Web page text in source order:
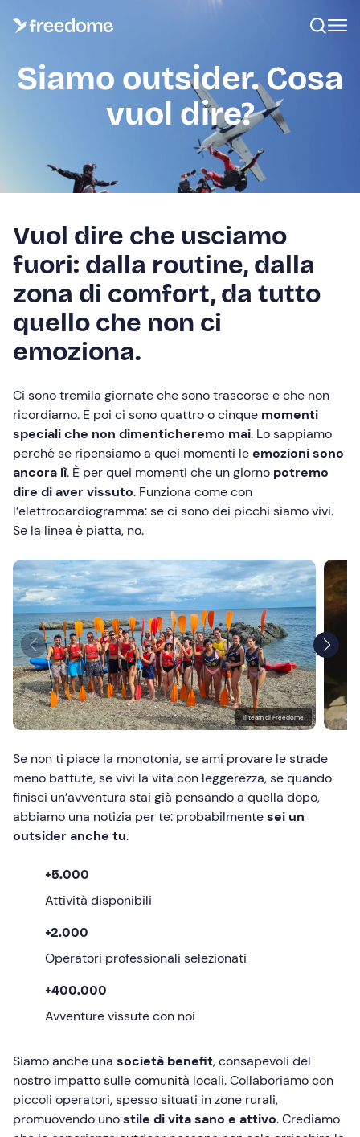
Siamo outsider. Cosa
vuol dire?
Vuol dire che usciamo
fuori: dalla routine, dalla
zona di comfort, da tutto
quello che non ci
emoziona.
Ci sono tremila giornate che sono trascorse e che non
ricordiamo. E poi ci sono quattro o cinque momenti
speciali che non dimenticheremo mai. Lo sappiamo
perché se ripensiamo a quei momenti leemozioni sono
ancora lì. È per quei momenti che un giorno potremo
dire di aver vissuto. Funziona come con
l’elettrocardiogramma: se ci sono dei picchi siamo vivi.
Se la linea è piatta, no.
Il team di Freedome
Se non ti piace la monotonia, se ami provare le strade
meno battute, se vivi la vita con leggerezza, se quando
finisci un’avventura stai già pensando a quella dopo,
abbiamo una notizia per te: probabilmentesei un
outsider anche tu.
+5.000
Attività disponibili
+2.000
Operatori professionali selezionati
+400.000
Avventure vissute con noi
Siamo anche una società benefit, consapevoli del
nostro impatto sulle comunità locali. Collaboriamo con
piccoli operatori, spesso situati in zone rurali,
promuovendo unostile di vita sano e attivo. Crediamo